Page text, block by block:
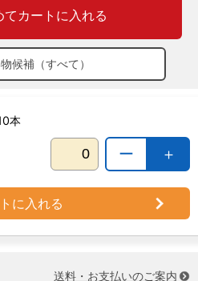
てカートに入れる
候補（すべて）
本
＋
ー
に入れる
送料・お支払いのご案内